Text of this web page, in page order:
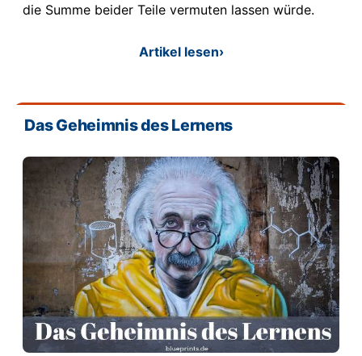
die Summe beider Teile vermuten lassen würde.
Artikel lesen›
Das Geheimnis des Lernens